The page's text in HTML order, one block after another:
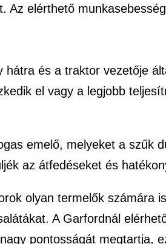
Az elérthető
hátra és a traktor vezetője
el vagy a legjobb
emelő, melyeket a szűk
az átfedéseket és
olyan termelők számára
A Garfordnál
pontosságát megtartja,